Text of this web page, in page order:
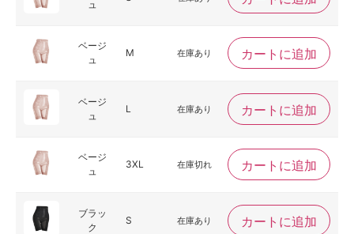
ュ
ベージ
ュ
M 在庫あり カートに追加
ベージ
ュ
L 在庫あり カートに追加
ベージ
ュ
3XL 在庫切れ カートに追加
ブラッ
ク
S 在庫あり カートに追加